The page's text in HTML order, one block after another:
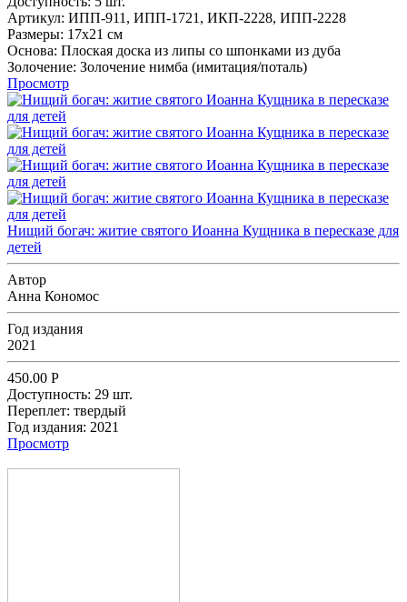
Артикул: ИПП-911, ИПП-1721, ИКП-2228, ИПП-2228
Размеры: 17х21 см
Основа: Плоская доска из липы со шпонками из дуба
Золочение: Золочение нимба (имитация/поталь)
Просмотр
Нищий богач: житие святого Иоанна Кущника в пересказе для
детей
Автор
Анна Кономос
Год издания
2021
450.00 Р
Доступность: 29 шт.
Переплет: твердый
Год издания: 2021
Просмотр